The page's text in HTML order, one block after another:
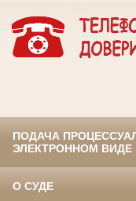
ПОДАЧА
ЭЛЕКТРОННОМ ВИДЕ
О СУДЕ